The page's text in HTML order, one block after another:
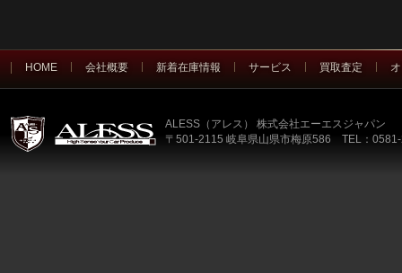
HOME 会社概要 新着在庫情報 サービス 買取査定
ALESS（アレス） 株式会社エーエスジャパン
〒501-2115 岐阜県山県市梅原586 TEL：